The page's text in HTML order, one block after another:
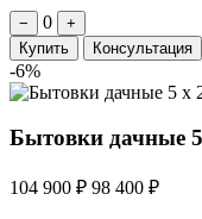
− 0
+
Купить
Консультация
-6%
Бытовки дачные
104 900 ₽ 98 400 ₽